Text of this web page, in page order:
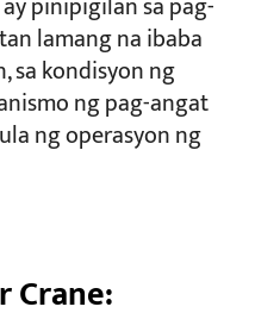
pinipigilan sa pag-
lamang na ibaba
sa kondisyon ng
ng pag-angat
ng operasyon ng
Crane: